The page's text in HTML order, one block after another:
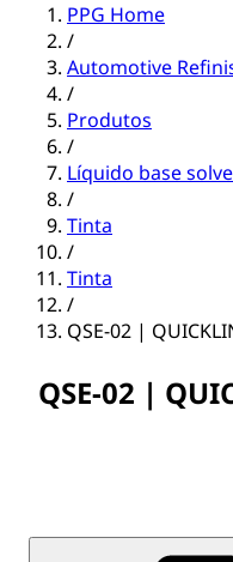
PPG Home
/
Automotive
/
Produtos
/
Líquido base
/
Tinta
/
Tinta
/
QSE-02 |
QSE-02 |